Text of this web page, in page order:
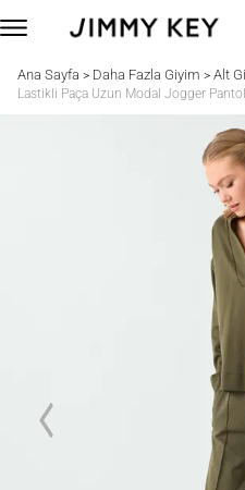
Ana Sayfa > Daha Fazla Giyim > Alt
Lastikli Paça Uzun Modal Jogger